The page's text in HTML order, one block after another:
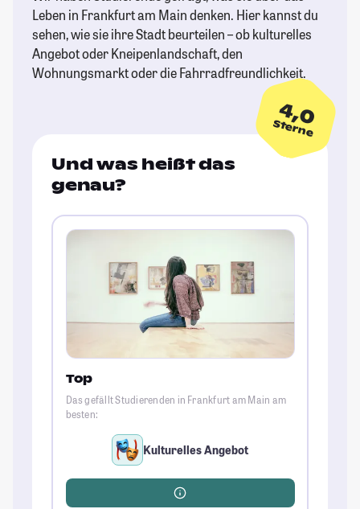
Leben in Frankfurt am Main denken. Hier kannst du
sehen, wie sie ihre Stadt beurteilen – ob kulturelles
Angebot oder Kneipenlandschaft, den
Wohnungsmarkt oder die Fahrradfreundlichkeit.
4,0
Sterne
Und was heißt das
genau?
Top
Das gefällt Studierenden in Frankfurt am Main am
besten:
Kulturelles Angebot